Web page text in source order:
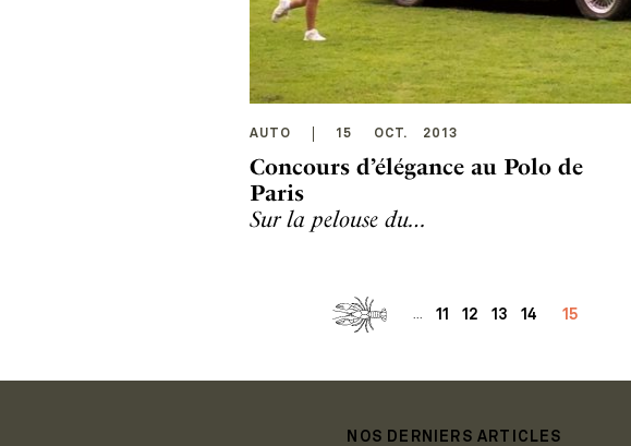
AUTO 15 OCT. 2013
Concours d’élégance au Polo de
Paris
Sur la pelouse du…
11 12 13 14 15
NOS DERNIERS ARTICLES